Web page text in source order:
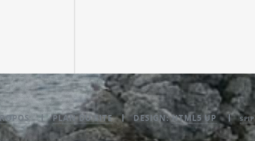
PLAN DU SITE DESIGN:HTML5 UP SPIP